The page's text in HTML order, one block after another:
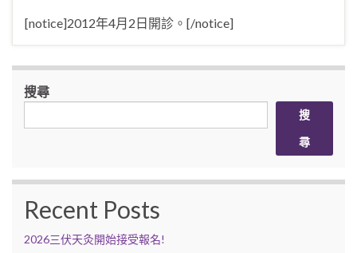
[notice]2012年4月2日開診。[/notice]
搜尋
搜
尋
Recent Posts
2026三伏天灸開始接受報名!